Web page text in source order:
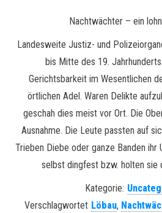
Nachtwächter – ein
Landesweite Justiz- und
bis Mitte des 19.
Gerichtsbarkeit im Wesentlichen
örtlichen Adel. Waren Delikte
geschah dies meist vor Ort. Die
Ausnahme. Die Leute passten auf
Trieben Diebe oder ganze Banden ihr
selbst dingfest bzw. holten sie
Kategorie:
Verschlagwortet Löbau,